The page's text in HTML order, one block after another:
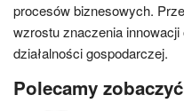
procesów biznesowych.
wzrostu znaczenia
działalności gospodarczej.
Polecamy zobaczyć